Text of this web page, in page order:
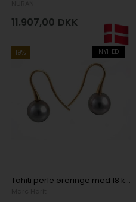
11.907,00 DKK
NYHED
19%
Tahiti perle øreringe med 18 karat trompet bøjler